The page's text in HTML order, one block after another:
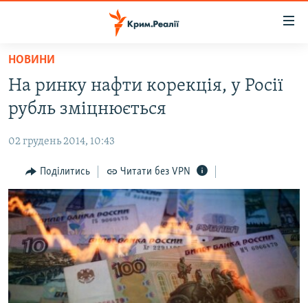
Перейти
основного
матеріалу
Перейти
до
навігації
Перейти
до
пошуку
ВОДА.КРИМ
ВІДЕО ТА ФОТО
ПОЛІТИКА
БЛОГИ
ПОГЛЯД
ІНТЕРВ'Ю
ВСЕ ЗА ДЕНЬ
СПЕЦПРОЕКТИ
ДЕПОРТАЦІЯ
ЯК ОБІЙТИ БЛОКУВАННЯ
НОВИНИ
На ринку нафти корекція, у Росії
рубль зміцнюється
02 грудень 2014, 10:43
Поділитись Читати без VPN